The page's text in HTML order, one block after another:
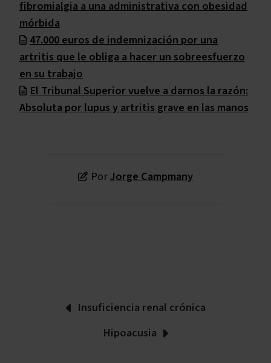
fibromialgia a una administrativa con obesidad
mórbida
47.000 euros de indemnización por una
artritis que le obliga a hacer un sobreesfuerzo
en su trabajo
El Tribunal Superior vuelve a darnos la razón:
Absoluta por lupus y artritis grave en las manos
PorJorge Campmany
Insuficiencia renal crónica
Hipoacusia